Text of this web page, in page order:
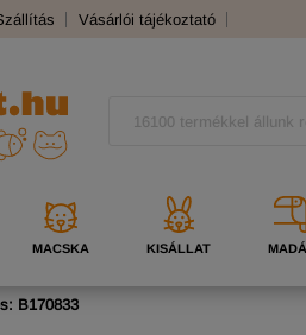
Vásárlói tájékoztató
MACSKA KISÁLLAT
B170833